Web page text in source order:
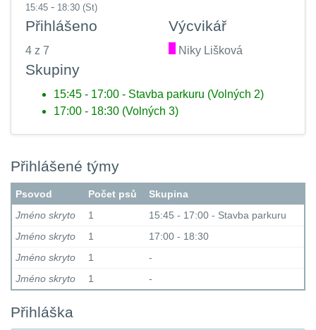
15:45 - 18:30 (St)
Přihlášeno
4 z 7
Výcvikář
Niky Lišková
Skupiny
15:45 - 17:00 - Stavba parkuru (Volných 2)
17:00 - 18:30 (Volných 3)
Přihlášené týmy
Psovod Počet psů
Skupina
Jméno skryto
1
15:45 - 17:00 - Stavba parkuru
Jméno skryto
1
17:00 - 18:30
Jméno skryto
1
-
Jméno skryto
1 -
Přihláška